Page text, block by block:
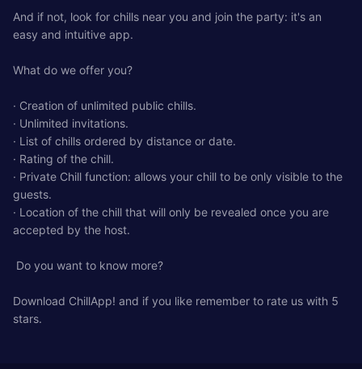
And if not, look for chills near you and join the party: it's an
easy and intuitive app.
What do we offer you?
· Creation of unlimited public chills.
· Unlimited invitations.
· List of chills ordered by distance or date.
· Rating of the chill.
· Private Chill function: allows your chill to be only visible to the
guests.
· Location of the chill that will only be revealed once you are
accepted by the host.
Do you want to know more?
Download ChillApp! and if you like remember to rate us with 5
stars.